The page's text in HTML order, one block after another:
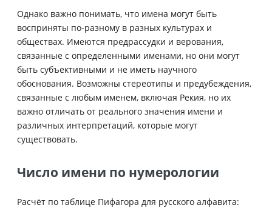
Однако важно понимать, что имена могут быть
восприняты по-разному в разных культурах и
обществах. Имеются предрассудки и верования,
связанные с определенными именами, но они могут
быть субъективными и не иметь научного
обоснования. Возможны стереотипы и предубеждения,
связанные с любым именем, включая Рекия, но их
важно отличать от реального значения имени и
различных интерпретаций, которые могут
существовать.
Число имени по нумерологии
Расчёт по таблице Пифагора для русского алфавита: